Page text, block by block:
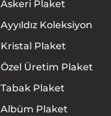
Askeri Plaket
Ayyıldız Koleksiyon
Kristal Plaket
Özel Üretim Plaket
Tabak Plaket
Albüm Plaket